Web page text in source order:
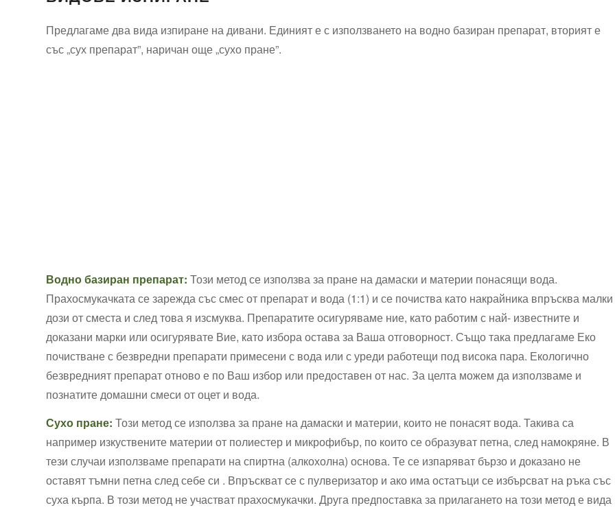
Предлагаме два вида изпиране на дивани. Единият е с използването на водно базиран препарат, вторият е
със „сух препарат”, наричан още „сухо пране”.
Водно базиран препарат: Този метод се използва за пране на дамаски и материи понасящи вода.
Прахосмукачката се зарежда със смес от препарат и вода (1:1) и се почиства като накрайника впръсква малки
дози от сместа и след това я изсмуква. Препаратите осигуряваме ние, като работим с най- известните и
доказани марки или осигурявате Вие, като избора остава за Ваша отговорност. Също така предлагаме Еко
почистване с безвредни препарати примесени с вода или с уреди работещи под висока пара. Екологично
безвредният препарат отново е по Ваш избор или предоставен от нас. За целта можем да използваме и
познатите домашни смеси от оцет и вода.
Сухо пране: Този метод се използва за пране на дамаски и материи, които не понасят вода. Такива са
например изкуствените материи от полиестер и микрофибър, по които се образуват петна, след намокряне. В
тези случаи използваме препарати на спиртна (алкохолна) основа. Те се изпаряват бързо и доказано не
оставят тъмни петна след себе си . Впръскват се с пулверизатор и ако има остатъци се избърсват на ръка със
суха кърпа. В този метод не участват прахосмукачки. Друга предпоставка за прилагането на този метод е вида